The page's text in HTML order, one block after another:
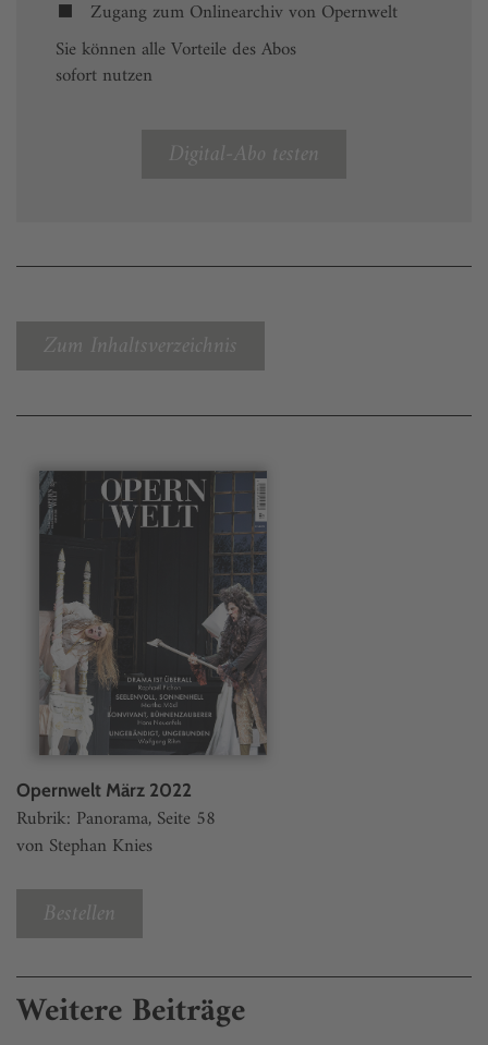
Zugang zum Onlinearchiv von Opernwelt
Sie können alle Vorteile des Abos
sofort nutzen
Digital-Abo testen
Zum Inhaltsverzeichnis
Opernwelt März 2022
Rubrik: Panorama, Seite 58
von Stephan Knies
Bestellen
Weitere Beiträge